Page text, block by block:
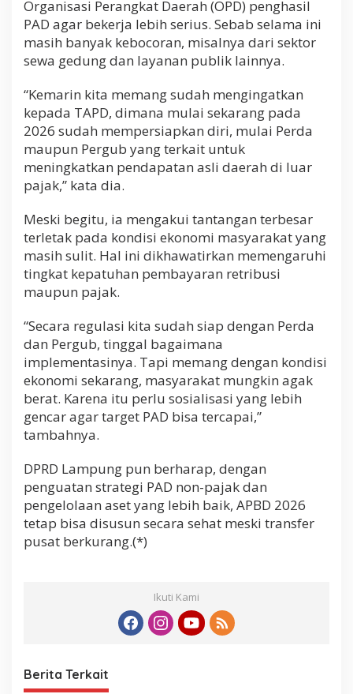
Organisasi Perangkat Daerah (OPD) penghasil
PAD agar bekerja lebih serius. Sebab selama ini
masih banyak kebocoran, misalnya dari sektor
sewa gedung dan layanan publik lainnya.
“Kemarin kita memang sudah mengingatkan
kepada TAPD, dimana mulai sekarang pada
2026 sudah mempersiapkan diri, mulai Perda
maupun Pergub yang terkait untuk
meningkatkan pendapatan asli daerah di luar
pajak,” kata dia.
Meski begitu, ia mengakui tantangan terbesar
terletak pada kondisi ekonomi masyarakat yang
masih sulit. Hal ini dikhawatirkan memengaruhi
tingkat kepatuhan pembayaran retribusi
maupun pajak.
“Secara regulasi kita sudah siap dengan Perda
dan Pergub, tinggal bagaimana
implementasinya. Tapi memang dengan kondisi
ekonomi sekarang, masyarakat mungkin agak
berat. Karena itu perlu sosialisasi yang lebih
gencar agar target PAD bisa tercapai,”
tambahnya.
DPRD Lampung pun berharap, dengan
penguatan strategi PAD non-pajak dan
pengelolaan aset yang lebih baik, APBD 2026
tetap bisa disusun secara sehat meski transfer
pusat berkurang.(*)
Ikuti Kami
Berita Terkait